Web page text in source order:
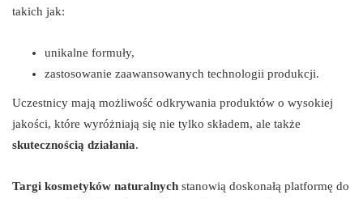
takich jak:
unikalne formuły,
zastosowanie zaawansowanych technologii produkcji.
Uczestnicy mają możliwość odkrywania produktów o wysokiej
jakości, które wyróżniają się nie tylko składem, ale także
skutecznością działania.
Targi kosmetyków naturalnych stanowią doskonałą platformę do